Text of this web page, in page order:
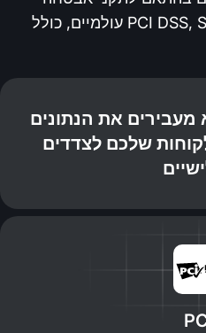
מעבירים את הנתונים
שלכם לצדדים